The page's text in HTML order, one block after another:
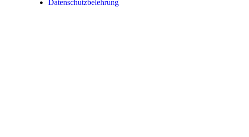
Datenschutzbelehrung